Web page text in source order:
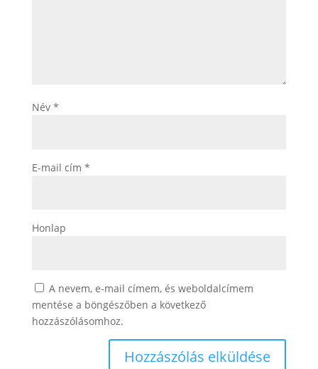
Név *
E-mail cím *
Honlap
A nevem, e-mail címem, és weboldalcímem
mentése a böngészőben a következő
hozzászólásomhoz.